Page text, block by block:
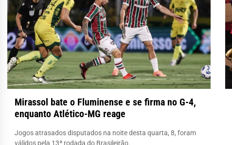
Mirassol bate o Fluminense e se firma no G-4,
enquanto Atlético-MG reage
Jogos atrasados disputados na noite desta quarta, 8, foram
válidos pela 13ª rodada do Brasileirão.